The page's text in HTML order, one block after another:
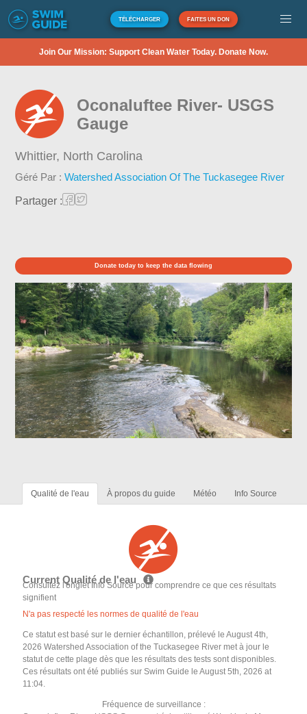
TÉLÉCHARGER FAITES UN DON
Join Our Mission: Support Clean Water Today. Donate Now.
Oconaluftee River- USGS
Gauge
Whittier, North Carolina
Géré Par :Watershed Association Of The Tuckasegee River
Partager :
Donate today to keep the data flowing
Qualité de l'eau À propos du guide Météo Info Source
Current Qualité de l'eau
Consultez l'onglet Info Source pour comprendre ce que ces résultats
signifient
N'a pas respecté les normes de qualité de l'eau
Ce statut est basé sur le dernier échantillon, prélevé le August 4th,
2026 Watershed Association of the Tuckasegee River met à jour le
statut de cette plage dès que les résultats des tests sont disponibles.
Ces résultats ont été publiés sur Swim Guide le August 5th, 2026 at
11:04.
Fréquence de surveillance :